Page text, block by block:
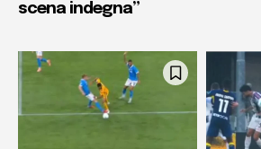
scena indegna”